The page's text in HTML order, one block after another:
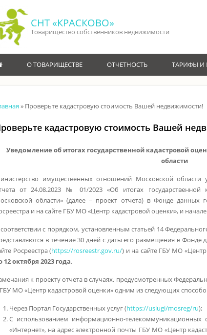
СНТ «КРАСКОВО»
Товарищество собственников недвижимости
ГЛАВНАЯО ТОВАРИЩЕСТВЕ ОТЧЕТНОСТЬ ТАРИФЫ И
здесь» Проверьте кадастровую стоимость Вашей недвижимости!
кадастровую стоимость Вашей
Уведомление об итогах государственной кадастровой
области
имущественных отношений Московской области
от 24.08.2023 № 01/2023 «Об итогах государственной
области» (далее – проект отчета) в Фонде данных
и на сайте ГБУ МО «Центр кадастровой оценки», и
с порядком, установленным статьей 14
в течение 30 дней с даты его размещения в Фонде
Росреестра (https://rosreestr.gov.ru/) и на сайте ГБУ МО
12 октября 2023 года.
к проекту отчета в случаях, предусмотренных
МО «Центр кадастровой оценки» одним из следующих
Через Портал Государственных услуг (https://uslugi/mosreg/ru);
C использованием информационно-
«Интернет», на адрес электронной почты ГБУ МО «Центр